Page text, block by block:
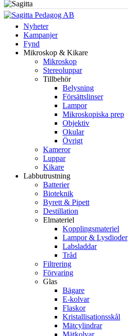
Nyheter
Kampanjer
Fynd
Mikroskop & Kikare
Mikroskop
Stereoluppar
Tillbehör
Belysning
Försättslinser
Lampor
Mikroskopiska prep
Objektiv
Okular
Övrigt
Kameror
Luppar
Kikare
Labbutrustning
Batterier
Bioteknik
Byrett & Pipett
Destillation
Elmateriel
Kopplingsmateriel
Lampor & Lysdioder
Labsladdar
Tråd
Filtrering
Förvaring
Glas
Bägare
E-kolvar
Flaskor
Kristallisationsskål
Mätcylindrar
Mätkolvar